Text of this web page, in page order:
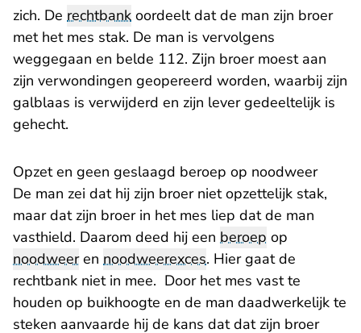
zich. De rechtbank oordeelt dat de man zijn broer
met het mes stak. De man is vervolgens
weggegaan en belde 112. Zijn broer moest aan
zijn verwondingen geopereerd worden, waarbij zijn
galblaas is verwijderd en zijn lever gedeeltelijk is
gehecht.
Opzet en geen geslaagd beroep op noodweer
De man zei dat hij zijn broer niet opzettelijk stak,
maar dat zijn broer in het mes liep dat de man
vasthield. Daarom deed hij een beroep op
noodweeren noodweerexces. Hier gaat de
rechtbank niet in mee. Door het mes vast te
houden op buikhoogte en de man daadwerkelijk te
steken aanvaarde hij de kans dat dat zijn broer